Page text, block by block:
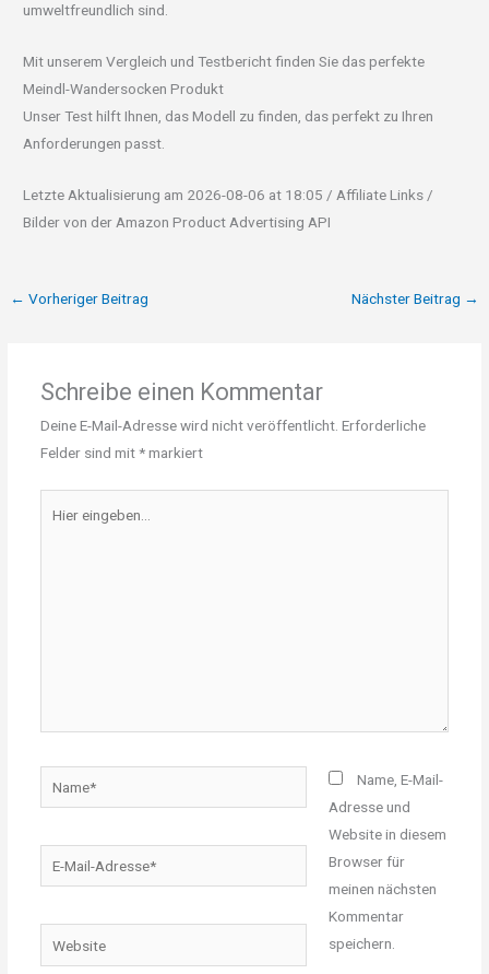
umweltfreundlich sind.
Mit unserem Vergleich und Testbericht finden Sie das perfekte
Meindl-Wandersocken Produkt
Unser Test hilft Ihnen, das Modell zu finden, das perfekt zu Ihren
Anforderungen passt.
Letzte Aktualisierung am 2026-08-06 at 18:05 / Affiliate Links /
Bilder von der Amazon Product Advertising API
← Vorheriger Beitrag Nächster Beitrag →
Schreibe einen Kommentar
Deine E-Mail-Adresse wird nicht veröffentlicht. Erforderliche
Felder sind mit*markiert
eingeben…
Mail-
Website
Name, E-Mail-
Adresse und
Website in diesem
Browser für
meinen nächsten
Kommentar
speichern.